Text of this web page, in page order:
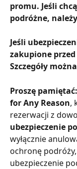
promu. Jeśli
podróżne,
Jeśli
zakupione
Szczegóły
Proszę pamiętać:
for Any Reason,
rezerwacji z
ubezpieczenie
wyłącznie
ochronę
ubezpieczenie